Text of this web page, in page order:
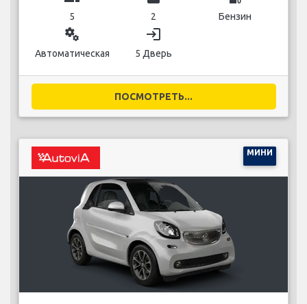
5 2 Бензин
miscellaneous_services
Автоматическая
login
5 Дверь
ПОСМОТРЕТЬ...
МИНИ